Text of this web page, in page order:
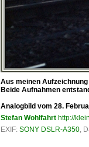
Aus meinen
Beide Aufnahmen
Analogbild vom 28.
Stefan Wohlfahrt http://
EXIF: SONY DSLR-A350,